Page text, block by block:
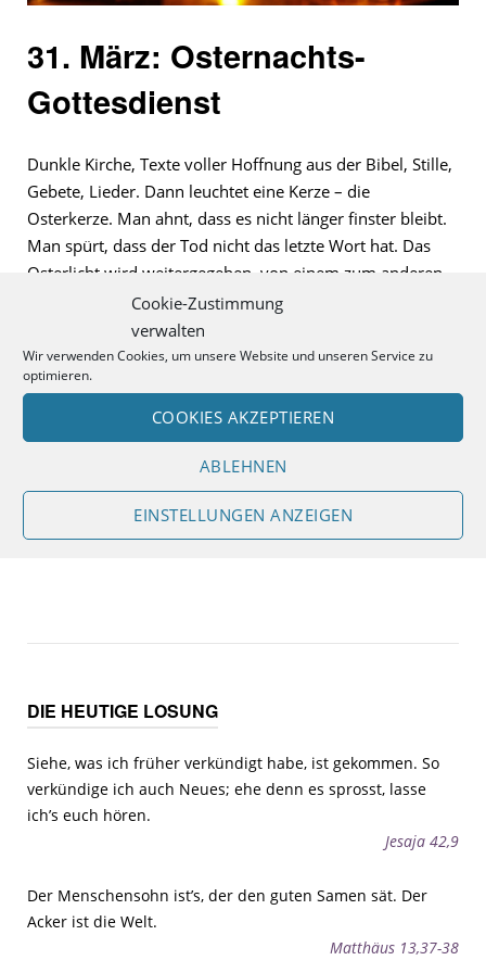
Cookie-Zustimmung
verwalten
Wir verwenden Cookies, um unsere Website und unseren Service zu
optimieren.
COOKIES AKZEPTIEREN
ABLEHNEN
EINSTELLUNGEN ANZEIGEN
31. März: Osternachts-
Gottesdienst
Dunkle Kirche, Texte voller Hoffnung aus der Bibel, Stille,
Gebete, Lieder. Dann leuchtet eine Kerze – die
Osterkerze. Man ahnt, dass es nicht länger finster bleibt.
Man spürt, dass der Tod nicht das letzte Wort hat. Das
Osterlicht wird weitergegeben, von einem zum anderen,
von vorne bis nach hinten. Es wird hell. Das Leben setzt
sich durch. Die Osterbotschaft breitet sich aus: Christus
ist erstanden – er ist wahrhaftig auferstanden!
Einen Gottesdienst mit besonderer Atmosphäre feiern wir
Illertissen: Die Osternacht.
Im Anschluss an den Gottesdienst gibt es im Jochen-
Klepper-Haus Frühstück für alle, die noch bleiben wollen.
DIE HEUTIGE LOSUNG
Siehe, was ich früher verkündigt habe, ist gekommen. So
verkündige ich auch Neues; ehe denn es sprosst, lasse
ich’s euch hören.
Jesaja 42,9
Der Menschensohn ist’s, der den guten Samen sät. Der
Acker ist die Welt.
Matthäus 13,37-38